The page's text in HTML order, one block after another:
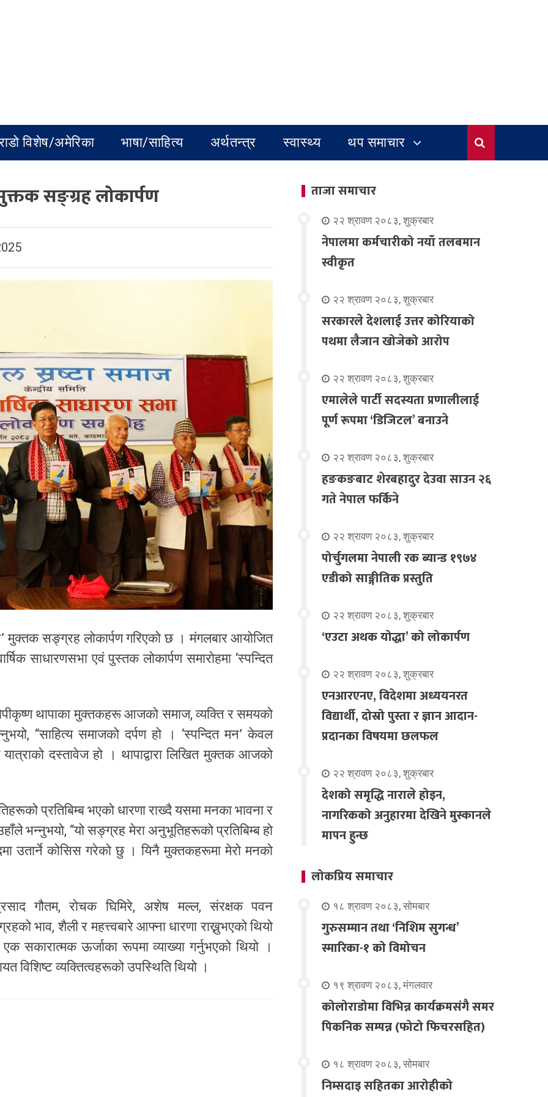
विशेष/अमेरिका भाषा/साहित्य अर्थतन्त्र स्वास्थ्य थप समाचार
सङ्ग्रह लोकार्पण
मुक्तक सङ्ग्रह लोकार्पण गरिएको छ । मंगलबार आयोजित
साधारणसभा एवं पुस्तक लोकार्पण समारोहमा ‘स्पन्दित
थापाका मुक्तकहरू आजको समाज, व्यक्ति र समयको
“साहित्य समाजको दर्पण हो । ‘स्पन्दित मन’ केवल
दस्तावेज हो । थापाद्वारा लिखित मुक्तक आजको
प्रतिबिम्ब भएको धारणा राख्दै यसमा मनका भावना र
भन्नुभयो, “यो सङ्ग्रह मेरा अनुभूतिहरूको प्रतिबिम्ब हो
उतार्ने कोसिस गरेको छु । यिनै मुक्तकहरूमा मेरो मनको
गौतम, रोचक घिमिरे, अशेष मल्ल, संरक्षक पवन
भाव, शैली र महत्त्वबारे आफ्ना धारणा राख्नुभएको थियो
सकारात्मक ऊर्जाका रूपमा व्याख्या गर्नुभएको थियो ।
विशिष्ट व्यक्तित्वहरूको उपस्थिति थियो ।
ताजा समाचार
२२ श्रावण २०८३, शुक्रबार
नेपालमा कर्मचारीको नयाँ तलबमान
स्वीकृत
२२ श्रावण २०८३, शुक्रबार
सरकारले देशलाई उत्तर कोरियाको
पथमा लैजान खोजेको आरोप
२२ श्रावण २०८३, शुक्रबार
एमालेले पार्टी सदस्यता प्रणालीलाई
पूर्ण रूपमा ‘डिजिटल’ बनाउने
२२ श्रावण २०८३, शुक्रबार
हङकङबाट शेरबहादुर देउवा साउन २६
गते नेपाल फर्किने
२२ श्रावण २०८३, शुक्रबार
पोर्चुगलमा नेपाली रक ब्यान्ड १९७४
एडीको साङ्गीतिक प्रस्तुति
२२ श्रावण २०८३, शुक्रबार
‘एउटा अथक योद्धा’ को लोकार्पण
२२ श्रावण २०८३, शुक्रबार
एनआरएनए, विदेशमा अध्ययनरत
विद्यार्थी, दोस्रो पुस्ता र ज्ञान आदान-
प्रदानका विषयमा छलफल
२२ श्रावण २०८३, शुक्रबार
देशको समृद्धि नाराले होइन,
नागरिकको अनुहारमा देखिने मुस्कानले
मापन हुन्छ
लोकप्रिय समाचार
१८ श्रावण २०८३, सोमबार
गुरुसम्मान तथा ‘निशिम सुगन्ध’
स्मारिका-१ को विमोचन
१९ श्रावण २०८३, मंगलवार
कोलोराडोमा विभिन्न कार्यक्रमसंगै समर
पिकनिक सम्पन्न (फोटो फिचरसहित)
१८ श्रावण २०८३, सोमबार
निम्सदाइ सहितका आरोहीको